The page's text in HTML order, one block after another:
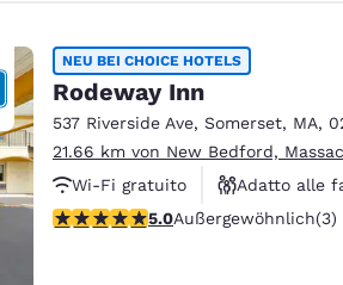
English
India
English
NEU BEI CHOICE HOTELS
Rodeway Inn
537 Riverside Ave, Somerset, MA,
21.66 km von New Bedford,
Wi-Fi gratuito
Adatto alle
5-Sterne-Bewertung.
5.0Außergewöhnlich(3)